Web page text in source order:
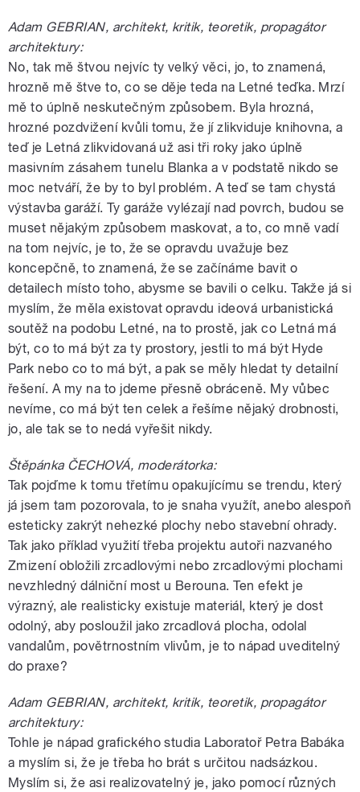
Adam GEBRIAN, architekt, kritik, teoretik, propagátor
architektury:
No, tak mě štvou nejvíc ty velký věci, jo, to znamená,
hrozně mě štve to, co se děje teda na Letné teďka. Mrzí
mě to úplně neskutečným způsobem. Byla hrozná,
hrozné pozdvižení kvůli tomu, že jí zlikviduje knihovna, a
teď je Letná zlikvidovaná už asi tři roky jako úplně
masivním zásahem tunelu Blanka a v podstatě nikdo se
moc netváří, že by to byl problém. A teď se tam chystá
výstavba garáží. Ty garáže vylézají nad povrch, budou se
muset nějakým způsobem maskovat, a to, co mně vadí
na tom nejvíc, je to, že se opravdu uvažuje bez
koncepčně, to znamená, že se začínáme bavit o
detailech místo toho, abysme se bavili o celku. Takže já si
myslím, že měla existovat opravdu ideová urbanistická
soutěž na podobu Letné, na to prostě, jak co Letná má
být, co to má být za ty prostory, jestli to má být Hyde
Park nebo co to má být, a pak se měly hledat ty detailní
řešení. A my na to jdeme přesně obráceně. My vůbec
nevíme, co má být ten celek a řešíme nějaký drobnosti,
jo, ale tak se to nedá vyřešit nikdy.
Štěpánka ČECHOVÁ, moderátorka:
Tak pojďme k tomu třetímu opakujícímu se trendu, který
já jsem tam pozorovala, to je snaha využít, anebo alespoň
esteticky zakrýt nehezké plochy nebo stavební ohrady.
Tak jako příklad využití třeba projektu autoři nazvaného
Zmizení obložili zrcadlovými nebo zrcadlovými plochami
nevzhledný dálniční most u Berouna. Ten efekt je
výrazný, ale realisticky existuje materiál, který je dost
odolný, aby posloužil jako zrcadlová plocha, odolal
vandalům, povětrnostním vlivům, je to nápad uveditelný
do praxe?
Adam GEBRIAN, architekt, kritik, teoretik, propagátor
architektury:
Tohle je nápad grafického studia Laboratoř Petra Babáka
a myslím si, že je třeba ho brát s určitou nadsázkou.
Myslím si, že asi realizovatelný je, jako pomocí různých